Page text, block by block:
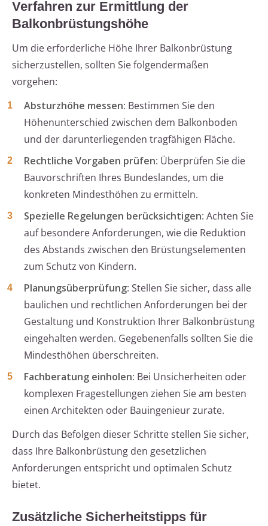
Verfahren zur Ermittlung der
Balkonbrüstungshöhe
Um die erforderliche Höhe Ihrer Balkonbrüstung
sicherzustellen, sollten Sie folgendermaßen
vorgehen:
Absturzhöhe messen: Bestimmen Sie den
Höhenunterschied zwischen dem Balkonboden
und der darunterliegenden tragfähigen Fläche.
Rechtliche Vorgaben prüfen: Überprüfen Sie die
Bauvorschriften Ihres Bundeslandes, um die
konkreten Mindesthöhen zu ermitteln.
Spezielle Regelungen berücksichtigen: Achten Sie
auf besondere Anforderungen, wie die Reduktion
des Abstands zwischen den Brüstungselementen
zum Schutz von Kindern.
Planungsüberprüfung: Stellen Sie sicher, dass alle
baulichen und rechtlichen Anforderungen bei der
Gestaltung und Konstruktion Ihrer Balkonbrüstung
eingehalten werden. Gegebenenfalls sollten Sie die
Mindesthöhen überschreiten.
Fachberatung einholen: Bei Unsicherheiten oder
komplexen Fragestellungen ziehen Sie am besten
einen Architekten oder Bauingenieur zurate.
Durch das Befolgen dieser Schritte stellen Sie sicher,
dass Ihre Balkonbrüstung den gesetzlichen
Anforderungen entspricht und optimalen Schutz
bietet.
Zusätzliche Sicherheitstipps für